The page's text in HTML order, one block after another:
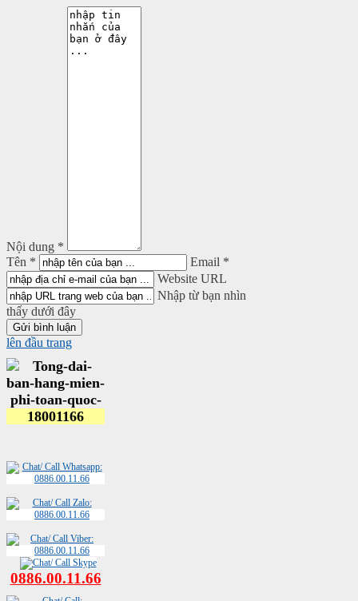
Nội dung *
Tên *
Email *
Website URL
Nhập từ bạn nhìn
thấy dưới đây
lên đầu trang
0886.00.11.66